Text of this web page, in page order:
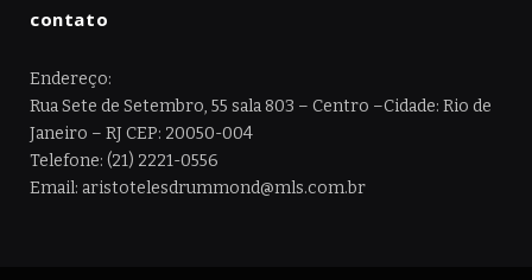
contato
Endereço:
Rua Sete de Setembro, 55 sala 803 – Centro –Cidade: Rio de
Janeiro – RJ CEP: 20050-004
Telefone: (21) 2221-0556
Email: aristotelesdrummond@mls.com.br